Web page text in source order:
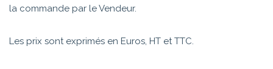
la commande par le Vendeur.
Les prix sont exprimés en Euros, HT et TTC.